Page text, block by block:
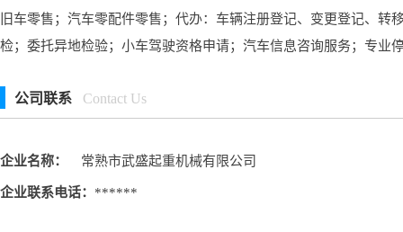
旧车零售；汽车零配件零售；代办：车辆注册登记、变更登记、
检；委托异地检验；小车驾驶资格申请；汽车信息咨询服务；专业
公司联系 Contact Us
企业名称： 常熟市武盛起重机械有限公司
企业联系电话： ******